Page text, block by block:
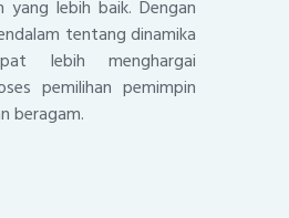
yang lebih baik. Dengan
tentang dinamika
lebih menghargai
pemilihan pemimpin
beragam.